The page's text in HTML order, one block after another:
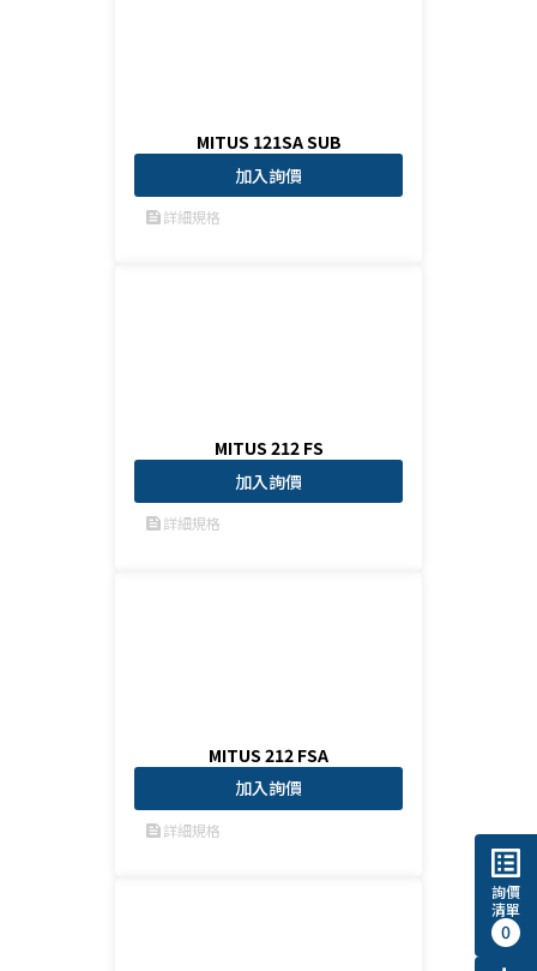
MITUS 121SA SUB
加入詢價
feed詳細規格
MITUS 212 FS
加入詢價
feed詳細規格
MITUS 212 FSA
加入詢價
feed詳細規格
list_alt
詢價
清單
0